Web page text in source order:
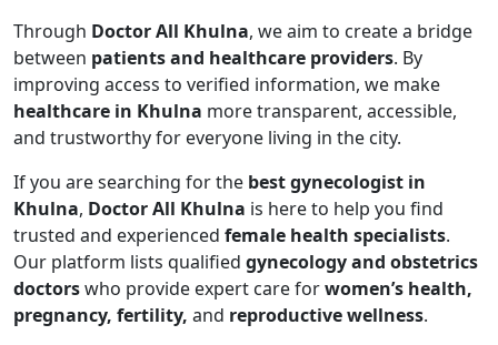
Through Doctor All Khulna, we aim to create a bridge
between patients and healthcare providers. By
improving access to verified information, we make
healthcare in Khulna more transparent, accessible,
and trustworthy for everyone living in the city.
If you are searching for the best gynecologist in
Khulna, Doctor All Khulna is here to help you find
trusted and experienced female health specialists.
Our platform lists qualified gynecology and obstetrics
doctorswho provide expert care forwomen’s health,
pregnancy, fertility, and reproductive wellness.